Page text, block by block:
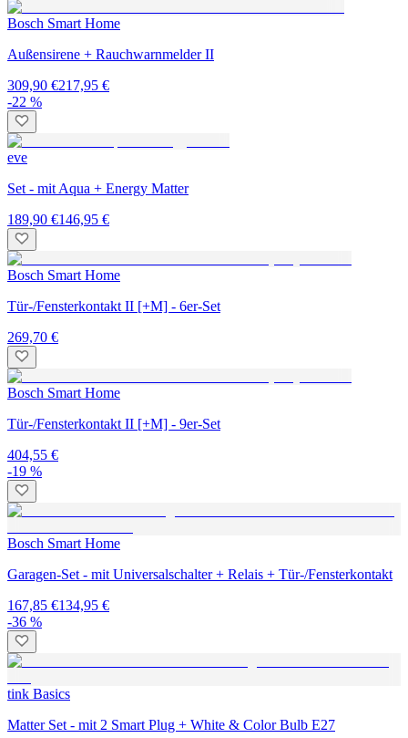
Bosch Smart Home
Außensirene + Rauchwarnmelder II
309,90 €217,95 €
-22 %
eve
Set - mit Aqua + Energy Matter
189,90 €146,95 €
Bosch Smart Home
Tür-/Fensterkontakt II [+M] - 6er-Set
269,70 €
Bosch Smart Home
Tür-/Fensterkontakt II [+M] - 9er-Set
404,55 €
-19 %
Bosch Smart Home
Garagen-Set - mit Universalschalter + Relais + Tür-/Fensterkontakt
167,85 €134,95 €
-36 %
tink Basics
Matter Set - mit 2 Smart Plug + White & Color Bulb E27